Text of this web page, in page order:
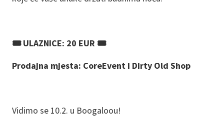
🎟️ ULAZNICE: 20 EUR 🎟️
Prodajna mjesta: CoreEvent i Dirty Old Shop
Vidimo se 10.2. u Boogaloou!